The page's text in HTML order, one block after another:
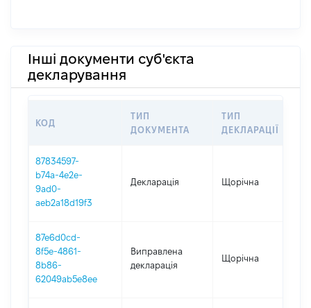
Інші документи суб'єкта
декларування
КОД
ТИП
ДОКУМЕНТА
ТИП
ДЕКЛАРАЦІЇ
87834597-
b74a-4e2e-
9ad0-
aeb2a18d19f3
Декларація Щорічна
87e6d0cd-
8f5e-4861-
8b86-
62049ab5e8ee
Виправлена
декларація
Щорічна